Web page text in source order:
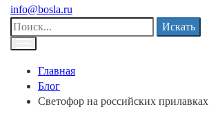
info@bosla.ru
Искать
Главная
Блог
Светофор на российских прилавках